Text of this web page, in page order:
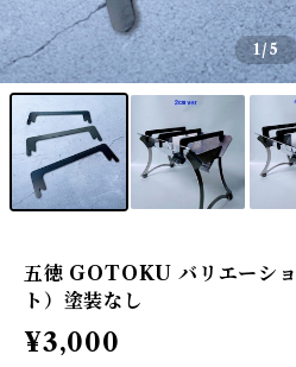
1/5
五徳 GOTOKU バリエーシ
ト）塗装なし
¥3,000